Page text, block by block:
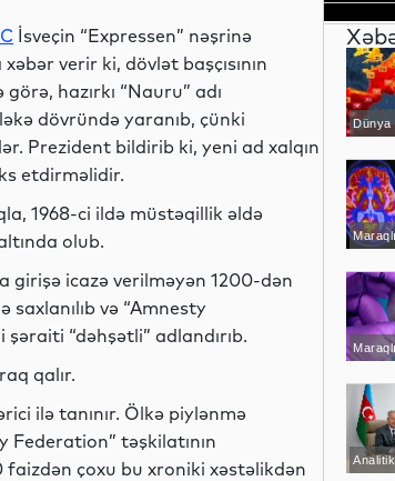
İsveçin “Expressen” nəşrinə
verir ki, dövlət başçısının
hazırkı “Nauru” adı
dövründə yaranıb, çünki
Prezident bildirib ki, yeni ad xalqın
etdirməlidir.
1968-ci ildə müstəqillik əldə
olub.
girişə icazə verilməyən 1200-dən
saxlanılıb və “Amnesty
“dəhşətli” adlandırıb.
qalır.
ilə tanınır. Ölkə piylənmə
təşkilatının
faizdən çoxu bu xroniki xəstəlikdən
Dünya
Maraqlı
Analitik